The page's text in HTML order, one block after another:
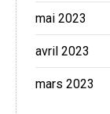
mai 2023
avril 2023
mars 2023